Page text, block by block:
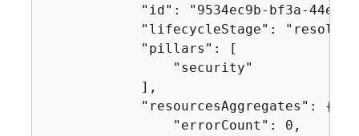
"id": "9534ec9b-bf3a-44e8-
"lifecycleStage":
            "pillars": [
                "security"
            ],
            "resourcesAggregates":
{
                "errorCount": 0,